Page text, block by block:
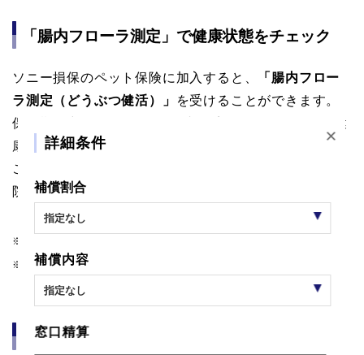
詳細条件 ×
補償割合
補償内容
窓口精算
「腸内フローラ測定」で健康状態をチェック
ソニー損保のペット保険に加入すると、
「腸内フロー
ラ測定（どうぶつ健活）」
を受けることができます。
保険期間中1回、ペットの腸内環境を分析することで健
康状態を把握でき、病気の予防・早期発見に役立てる
ことができます。測定結果によっては、所定の動物病
院での健康診断（血液検査）もご案内されます。
※腸内フローラ測定は病気の診断ではありません。
※専用サイト「けんかつくん」への登録が必要です。
「どうぶつホットライン」でペットの相談が